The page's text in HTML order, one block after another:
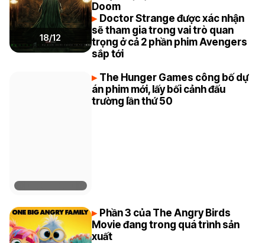
18/12
Doom
Doctor Strange được xác nhận
sẽ tham gia trong vai trò quan
trọng ở cả 2 phần phim Avengers
sắp tới
The Hunger Games công bố dự
án phim mới, lấy bối cảnh đấu
trường lần thứ 50
Phần 3 của The Angry Birds
Movie đang trong quá trình sản
xuất